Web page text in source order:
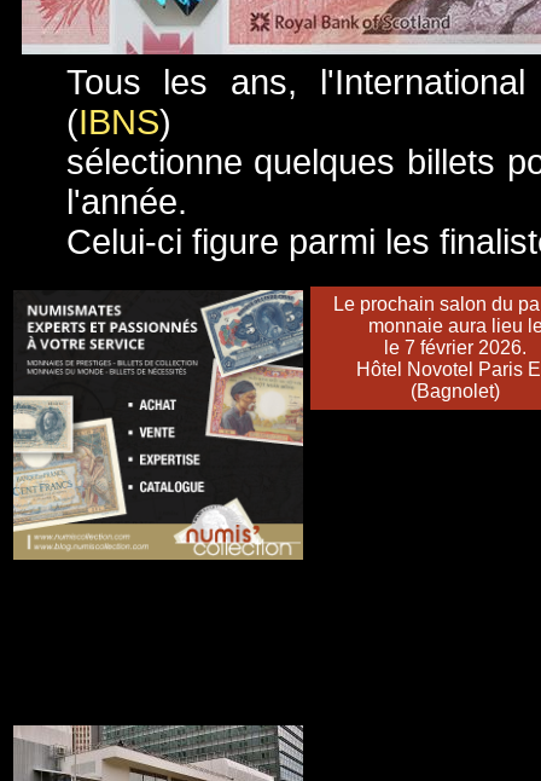
Tous les ans,
(IBNS)
sélectionne quelques billets
l'année.
Celui-ci figure parmi les
Le prochain salon du
monnaie aura lieu
le 7 février 2026.
Hôtel Novotel Paris
(Bagnolet)